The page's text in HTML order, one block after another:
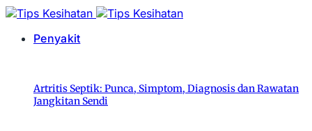
Penyakit
Artritis Septik: Punca, Simptom, Diagnosis dan Rawatan
Jangkitan Sendi